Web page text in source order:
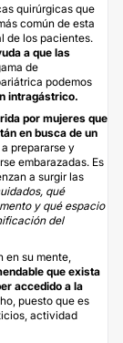
quirúrgicas que
común de esta
de los pacientes.
a que las
de
podemos
intragástrico.
por mujeres que
en busca de un
prepararse y
embarazadas. Es
a surgir las
qué
y qué espacio
del
en su mente,
que exista
accedido a la
puesto que es
actividad